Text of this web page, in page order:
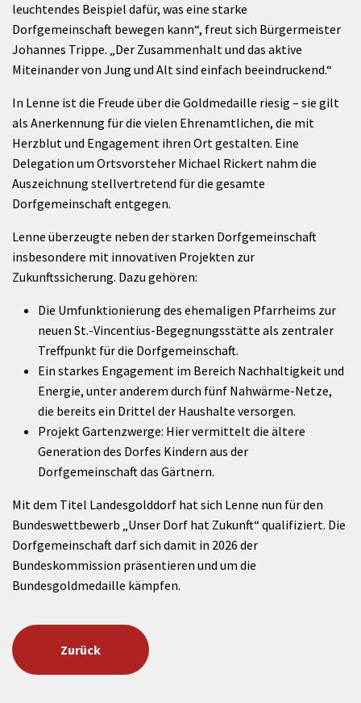
leuchtendes Beispiel dafür, was eine starke
Dorfgemeinschaft bewegen kann“, freut sich Bürgermeister
Johannes Trippe. „Der Zusammenhalt und das aktive
Miteinander von Jung und Alt sind einfach beeindruckend.“
In Lenne ist die Freude über die Goldmedaille riesig – sie gilt
als Anerkennung für die vielen Ehrenamtlichen, die mit
Herzblut und Engagement ihren Ort gestalten. Eine
Delegation um Ortsvorsteher Michael Rickert nahm die
Auszeichnung stellvertretend für die gesamte
Dorfgemeinschaft entgegen.
Lenne überzeugte neben der starken Dorfgemeinschaft
insbesondere mit innovativen Projekten zur
Zukunftssicherung. Dazu gehören:
Die Umfunktionierung des ehemaligen Pfarrheims zur
neuen St.-Vincentius-Begegnungsstätte als zentraler
Treffpunkt für die Dorfgemeinschaft.
Ein starkes Engagement im Bereich Nachhaltigkeit und
Energie, unter anderem durch fünf Nahwärme-Netze,
die bereits ein Drittel der Haushalte versorgen.
Projekt Gartenzwerge: Hier vermittelt die ältere
Generation des Dorfes Kindern aus der
Dorfgemeinschaft das Gärtnern.
Mit dem Titel Landesgolddorf hat sich Lenne nun für den
Bundeswettbewerb „Unser Dorf hat Zukunft“ qualifiziert. Die
Dorfgemeinschaft darf sich damit in 2026 der
Bundeskommission präsentieren und um die
Bundesgoldmedaille kämpfen.
Zurück